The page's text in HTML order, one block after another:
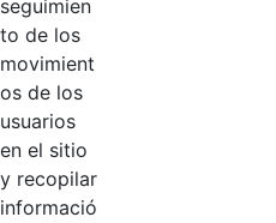
seguimien
to de los
movimient
os de los
usuarios
en el sitio
y recopilar
informació